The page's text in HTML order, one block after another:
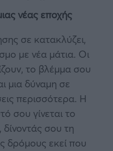
νέας εποχής
σε κατακλύζει,
με νέα μάτια. Οι
το βλέμμα σου
μια δύναμη σε
περισσότερα. Η
σου γίνεται το
σου τη
δρόμους εκεί που